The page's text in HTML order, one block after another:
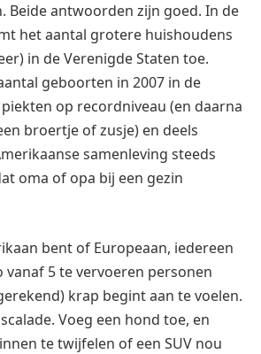
Beide antwoorden zijn goed. In de
het aantal grotere huishoudens
in de Verenigde Staten toe.
geboorten in 2007 in de
op recordniveau (en daarna
broertje of zusje) en deels
samenleving steeds
oma of opa bij een gezin
bent of Europeaan, iedereen
vanaf 5 te vervoeren personen
krap begint aan te voelen.
Voeg een hond toe, en
te twijfelen of een SUV nou